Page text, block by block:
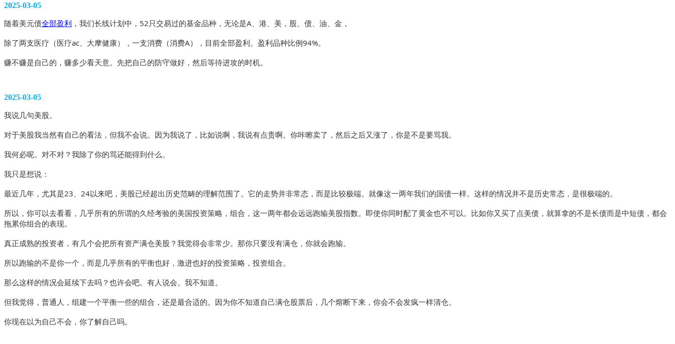
2025-03-05
随着美元债全部盈利 ，我们长线计划中，52只交易过的基金品种，无论是A、港、美，股、债、油、金，
除了两支医疗（医疗ac、大摩健康），一支消费（消费A），目前全部盈利。盈利品种比例94%。
赚不赚是自己的，赚多少看天意。先把自己的防守做好，然后等待进攻的时机。
2025-03-05
我说几句美股。
对于美股我当然有自己的看法，但我不会说。因为我说了，比如说啊，我说有点贵啊。你咔嚓卖了，然后之后又涨了，你是不是要骂我。
我何必呢。对不对？我除了你的骂还能得到什么。
我只是想说：
最近几年，尤其是23、24以来吧，美股已经超出历史范畴的理解范围了。它的走势并非常态，而是比较极端。就像这一两年我们的国债一样。这样的情况并不是历史常态，是很极端的。
所以，你可以去看看，几乎所有的所谓的久经考验的美国投资策略，组合，这一两年都会远远跑输美股指数。即使你同时配了黄金也不可以。比如你又买了点美债，就算拿的不是长债而是中短债，都会
拖累你组合的表现。
真正成熟的投资者，有几个会把所有资产满仓美股？我觉得会非常少。那你只要没有满仓，你就会跑输。
所以跑输的不是你一个，而是几乎所有的平衡也好，激进也好的投资策略，投资组合。
那么这样的情况会延续下去吗？也许会吧。有人说会。我不知道。
但我觉得，普通人，组建一个平衡一些的组合，还是最合适的。因为你不知道自己满仓股票后，几个熔断下来，你会不会发疯一样清仓。
你现在以为自己不会，你了解自己吗。